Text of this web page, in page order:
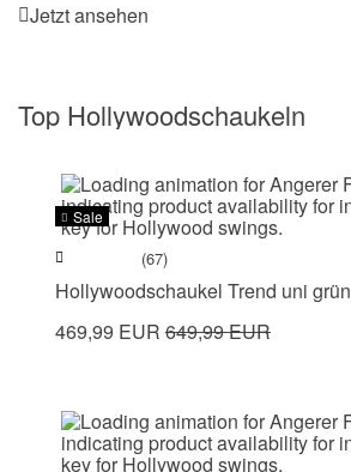
Jetzt ansehen
Top Hollywoodschaukeln
Sale
(67)
Hollywoodschaukel Trend uni grün
469,99 EUR 649,99 EUR